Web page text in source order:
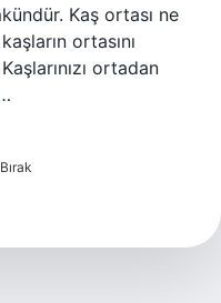
Kaş ortası ne
ortasını
ortadan